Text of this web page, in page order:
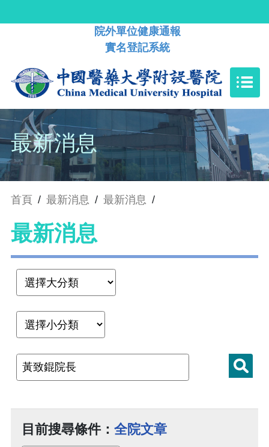
院外單位健康通報
實名登記系統
最新消息
首頁 / 最新消息 / 最新消息 /
最新消息
目前搜尋條件： 全院文章